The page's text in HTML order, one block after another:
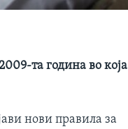
та година во која
нови правила за